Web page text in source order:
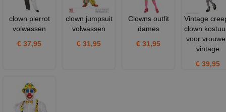
clown pierrot
volwassen
€ 37,95
clown jumpsuit
volwassen
€ 31,95
Clowns outfit
dames
€ 31,95
Vintage
clown
voor
vintage
€ 39,95